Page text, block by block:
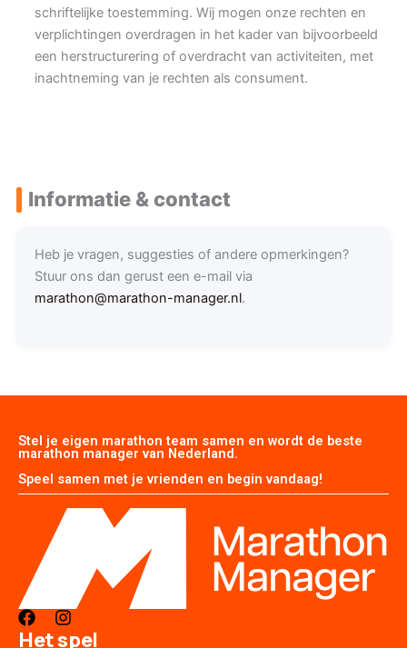
schriftelijke toestemming. Wij mogen onze rechten en
verplichtingen overdragen in het kader van bijvoorbeeld
een herstructurering of overdracht van activiteiten, met
inachtneming van je rechten als consument.
Informatie & contact
Heb je vragen, suggesties of andere opmerkingen?
Stuur ons dan gerust een e-mail via
marathon@marathon-manager.nl.
Stel je eigen marathon team samen en wordt de beste
marathon manager van Nederland.
Speel samen met je vrienden en begin vandaag!
F
a
I
n
Het spel